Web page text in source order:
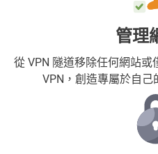
管理
從 VPN 隧道移除任何網站或
VPN，創造專屬於自己